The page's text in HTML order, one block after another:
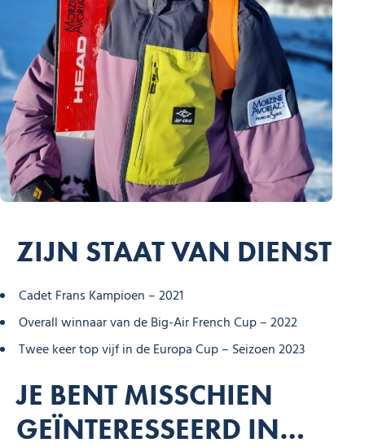
ZIJN STAAT VAN DIENST
Cadet Frans Kampioen – 2021
Overall winnaar van de Big-Air French Cup – 2022
Twee keer top vijf in de Europa Cup – Seizoen 2023
JE BENT MISSCHIEN
GEÏNTERESSEERD IN…